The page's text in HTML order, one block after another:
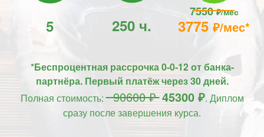
5 250 ч.
7550₽/мес
3775₽/мес*
*Беспроцентная рассрочка 0-0-12 от банка-
партнёра. Первый платёж через 30 дней.
Полная стоимость:90600 ₽45300 ₽. Диплом
сразу после завершения курса.